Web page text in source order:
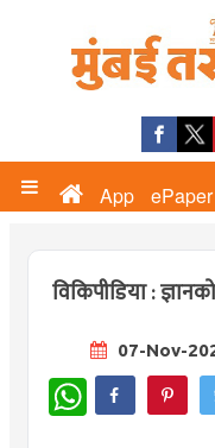
App ePaper
विकिपीडिया :
07-Nov-
WhatsApp